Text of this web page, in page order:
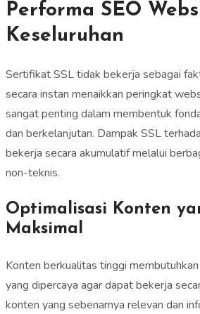
Performa SEO
Keseluruhan
Sertifikat SSL tidak bekerja sebagai
secara instan menaikkan peringkat
sangat penting dalam membentuk
dan berkelanjutan. Dampak SSL
bekerja secara akumulatif melalui
non-teknis.
Optimalisasi Konten
Maksimal
Konten berkualitas tinggi
yang dipercaya agar dapat bekerja
konten yang sebenarnya relevan dan